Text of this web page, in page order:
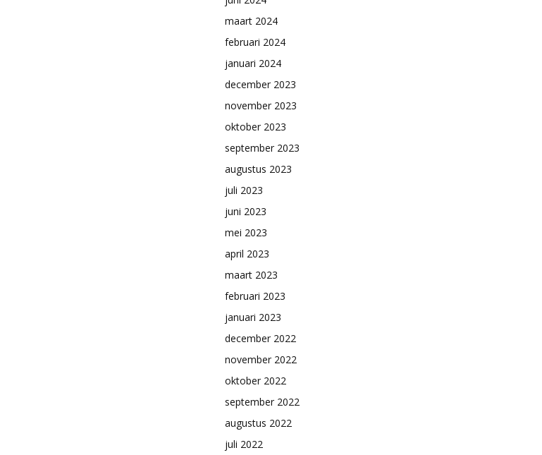
maart 2024
februari 2024
januari 2024
december 2023
november 2023
oktober 2023
september 2023
augustus 2023
juli 2023
juni 2023
mei 2023
april 2023
maart 2023
februari 2023
januari 2023
december 2022
november 2022
oktober 2022
september 2022
augustus 2022
juli 2022